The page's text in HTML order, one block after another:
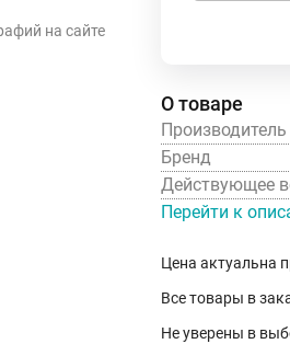
на сайте
О товаре
Производитель
Бренд
Действующее
Перейти к
Цена актуальна
Все товары в
Не уверены в